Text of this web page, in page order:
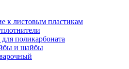
к листовым пластикам
поликарбоната
и шайбы